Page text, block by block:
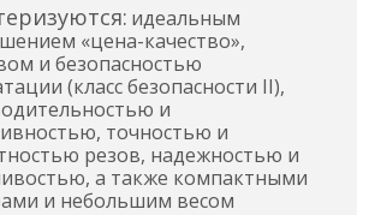
идеальным
«цена-качество»,
и безопасностью
(класс безопасности II),
и
точностью и
резов, надежностью и
а также компактными
и небольшим весом